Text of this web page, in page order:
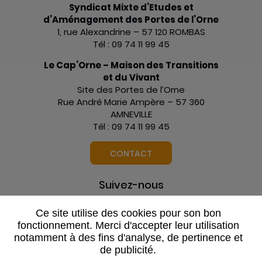
Ce site utilise des cookies pour son bon
fonctionnement. Merci d'accepter leur utilisation
notamment à des fins d'analyse, de pertinence et
de publicité.
Syndicat Mixte d’Etudes et
d’Aménagement des Portes de l’Orne
1, rue Alexandrine – 57 120 ROMBAS
Tél : 09 74 11 99 45
Le Cap’Orne – Maison des Transitions
et du Vivant
Site des Portes de l’Orne
Rue André Marie Ampère – 57 360
AMNEVILLE
Tél : 09 74 11 99 45
CONTACT
Suivez-nous
DONNÉES PERSONNELLES
PLAN DU SITE